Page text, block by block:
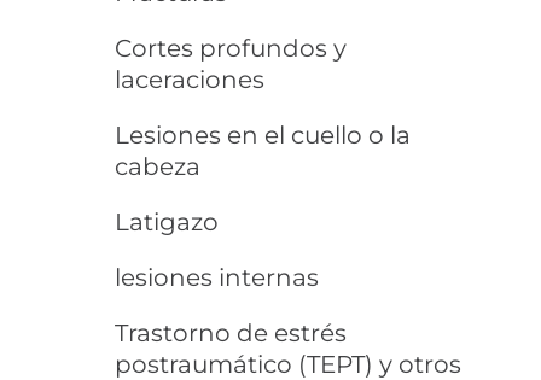
Cortes profundos y
laceraciones
Lesiones en el cuello o la
cabeza
Latigazo
lesiones internas
Trastorno de estrés
postraumático (TEPT) y otros